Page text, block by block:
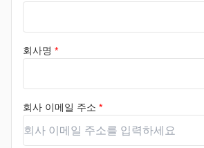
회사명 *
회사 이메일 주소 *